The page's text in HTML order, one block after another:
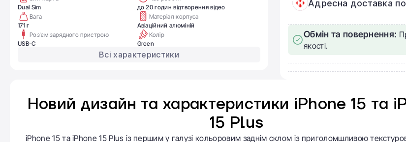
Адресна доставка по
Обмін та повернення:
якості.
Dual Sim
до 20 годин відтворення відео
Вага
171 г
Матеріал корпуса
Авіаційний алюміній
Роз'єм зарядного пристрою
USB-C
Колір
Green
Всі характеристики
Новий дизайн та характеристики iPhone 15 та
15 Plus
iPhone 15 та iPhone 15 Plus із першим у галузі кольоровим заднім склом із приголомшливою